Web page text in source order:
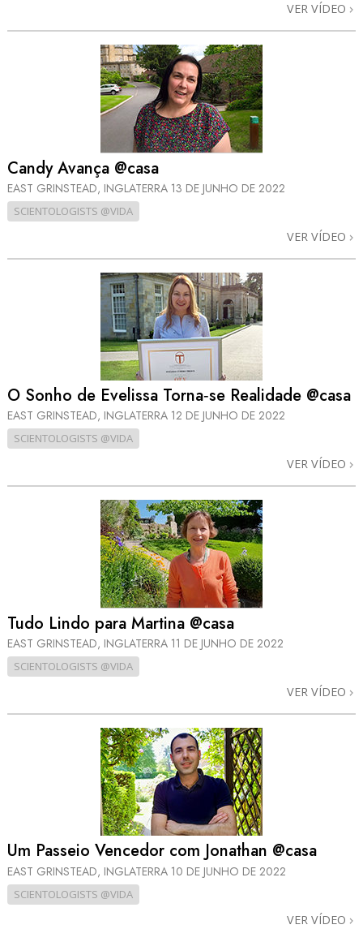
VER VÍDEO
Candy Avança @casa
EAST GRINSTEAD, INGLATERRA 13 DE JUNHO DE 2022
SCIENTOLOGISTS @VIDA
VER VÍDEO
O Sonho de Evelissa Torna‑se Realidade @casa
EAST GRINSTEAD, INGLATERRA 12 DE JUNHO DE 2022
SCIENTOLOGISTS @VIDA
VER VÍDEO
Tudo Lindo para Martina @casa
EAST GRINSTEAD, INGLATERRA 11 DE JUNHO DE 2022
SCIENTOLOGISTS @VIDA
VER VÍDEO
Um Passeio Vencedor com Jonathan @casa
EAST GRINSTEAD, INGLATERRA 10 DE JUNHO DE 2022
SCIENTOLOGISTS @VIDA
VER VÍDEO